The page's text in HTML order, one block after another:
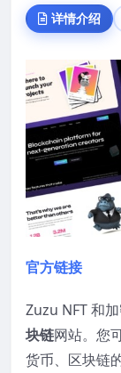
详情介绍
官方链接
Zuzu NFT 和
块链网站。您
货币、区块链